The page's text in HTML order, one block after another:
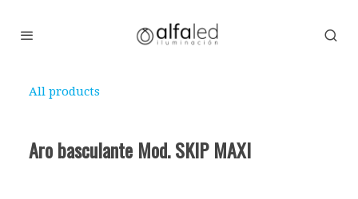
All products
Aro basculante Mod. SKIP MAXI